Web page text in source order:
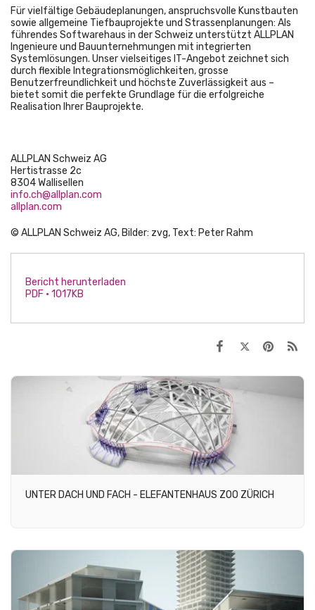
Für vielfältige Gebäudeplanungen, anspruchsvolle Kunstbauten
sowie allgemeine Tiefbauprojekte und Strassenplanungen: Als
führendes Softwarehaus in der Schweiz unterstützt ALLPLAN
Ingenieure und Bauunternehmungen mit integrierten
Systemlösungen. Unser vielseitiges IT-Angebot zeichnet sich
durch flexible Integrationsmöglichkeiten, grosse
Benutzerfreundlichkeit und höchste Zuverlässigkeit aus –
bietet somit die perfekte Grundlage für die erfolgreiche
Realisation Ihrer Bauprojekte.
ALLPLAN Schweiz AG
Hertistrasse 2c
8304 Wallisellen
info.ch@allplan.com
allplan.com
© ALLPLAN Schweiz AG, Bilder: zvg, Text: Peter Rahm
Bericht herunterladen
PDF • 1017KB
UNTER DACH UND FACH - ELEFANTENHAUS ZOO ZÜRICH